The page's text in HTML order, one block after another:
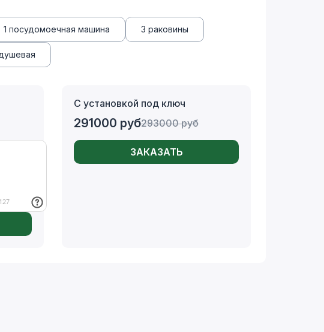
1 посудомоечная машина 3 раковины
С установкой под ключ
291000 руб293000руб
ЗАКАЗАТЬ